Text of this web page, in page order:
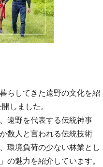
らしてきた遠野の文化を紹
しました。
遠野を代表する伝統神事
数人と言われる伝統技術
環境負荷の少ない林業とし
魅力を紹介しています。